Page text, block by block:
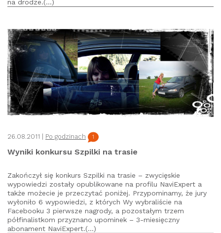
na drodze.(...)
26.08.2011 | Po godzinach 1
Wyniki konkursu Szpilki na trasie
Zakończył się konkurs Szpilki na trasie – zwycięskie
wypowiedzi zostały opublikowane na profilu NaviExpert a
także możecie je przeczytać poniżej. Przypominamy, że jury
wyłoniło 6 wypowiedzi, z których Wy wybraliście na
Facebooku 3 pierwsze nagrody, a pozostałym trzem
półfinalistkom przyznano upominek – 3-miesięczny
abonament NaviExpert.(...)